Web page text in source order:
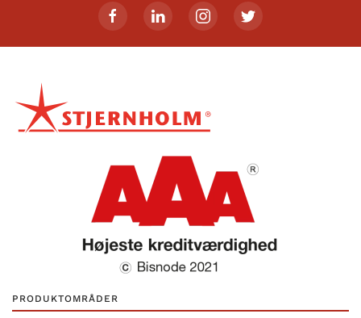
PRODUKTOMRÅDER